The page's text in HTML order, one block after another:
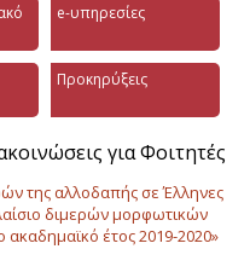
e-υπηρεσίες
Προκηρύξεις
για Φοιτητές
της αλλοδαπής σε Έλληνες
διμερών μορφωτικών
έτος 2019-2020»